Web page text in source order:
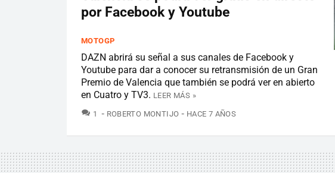
por Facebook y Youtube
MOTOGP
DAZN abrirá su señal a sus canales de Facebook y
Youtube para dar a conocer su retransmisión de un Gran
Premio de Valencia que también se podrá ver en abierto
en Cuatro y TV3. LEER MÁS »
1 COMENTARIOS
ROBERTO MONTIJO HACE 7 AÑOS